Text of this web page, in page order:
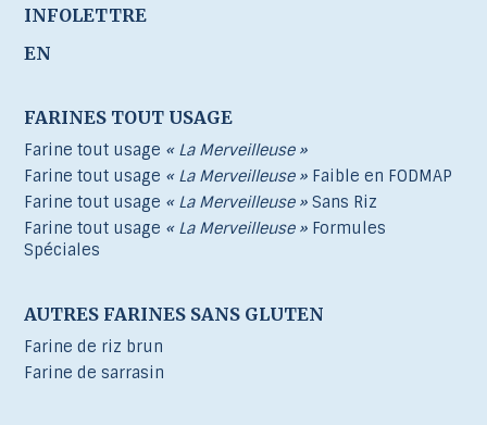
INFOLETTRE
EN
FARINES TOUT USAGE
Farine tout usage « La Merveilleuse »
Farine tout usage « La Merveilleuse » Faible en FODMAP
Farine tout usage « La Merveilleuse » Sans Riz
Farine tout usage « La Merveilleuse » Formules
Spéciales
AUTRES FARINES SANS GLUTEN
Farine de riz brun
Farine de sarrasin